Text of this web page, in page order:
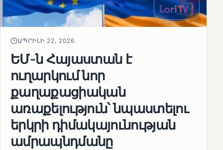
ԱՊՐԻԼԻ 22, 2026
ԵՄ-ն Հայաստան է
ուղարկում նոր
քաղաքացիական
առաքելություն՝ նպաստելու
երկրի դիմակայունության
ամրապնդմանը